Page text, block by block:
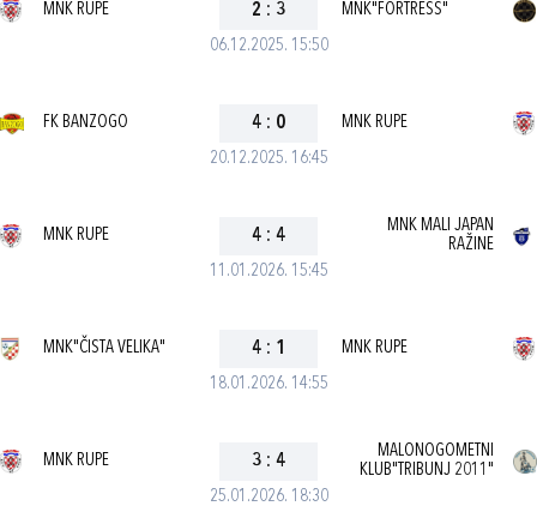
06.12.2025. 15:50
MNK RUPE 2 : 3 MNK"FORTRESS"
20.12.2025. 16:45
FK BANZOGO 4 : 0 MNK RUPE
11.01.2026. 15:45
MNK RUPE 4 : 4
MNK MALI JAPAN
RAŽINE
18.01.2026. 14:55
MNK"ČISTA VELIKA" 4 : 1 MNK RUPE
25.01.2026. 18:30
MNK RUPE 3 : 4
MALONOGOMETNI
KLUB"TRIBUNJ 2011"